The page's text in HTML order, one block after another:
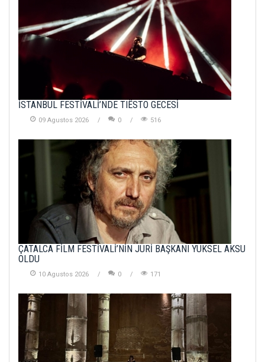
İSTANBUL FESTİVALİ’NDE TIËSTO GECESİ
09 Agustos 2026 0 516
ÇATALCA FİLM FESTİVALİ’NİN JÜRİ BAŞKANI YÜKSEL AKSU
OLDU
10 Agustos 2026 0 171